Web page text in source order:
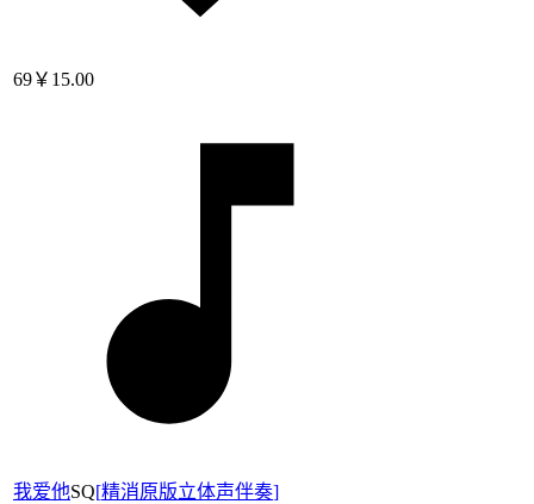
69￥15.00
我爱他SQ[精消原版立体声伴奏]